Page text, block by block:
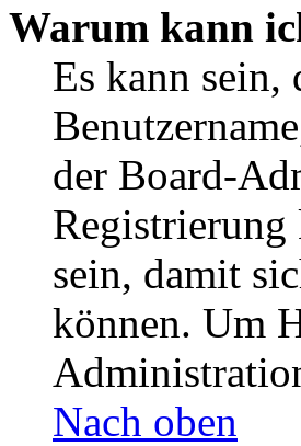
Warum kann
Es kann sein,
der Board-
Registrierung
sein, damit
können. Um
Nach oben